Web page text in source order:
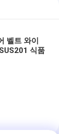
벨트 와이
식품